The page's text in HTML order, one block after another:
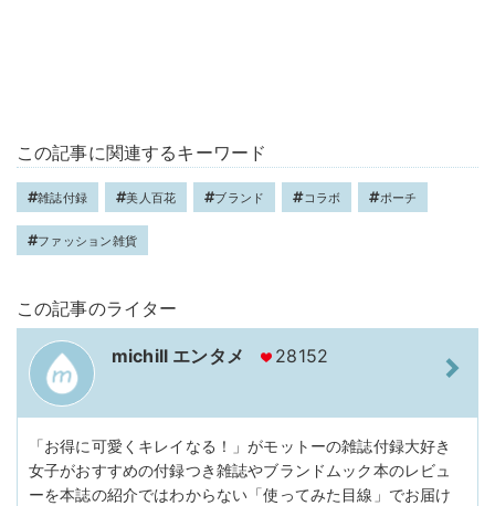
この記事に関連するキーワード
雑誌付録 美人百花 ブランド コラボ ポーチ
ファッション雑貨
この記事のライター
michill エンタメ 28152
「お得に可愛くキレイなる！」がモットーの雑誌付録大好き
女子がおすすめの付録つき雑誌やブランドムック本のレビュ
ーを本誌の紹介ではわからない「使ってみた目線」でお届け